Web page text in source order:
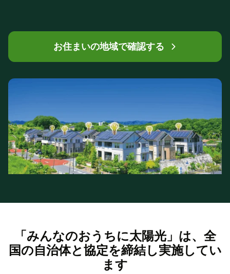
お住まいの地域で確認する
「みんなのおうちに太陽光」は、全
国の自治体と協定を締結し実施してい
ます